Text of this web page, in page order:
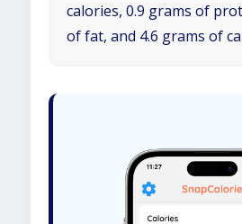
calories, 0.9 grams of
of fat, and 4.6 grams of